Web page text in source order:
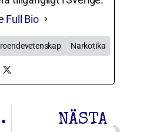
Full Bio
Narkotika
NÄSTA